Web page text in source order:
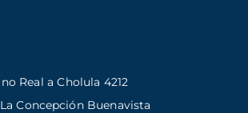
Real a Cholula 4212
Concepción Buenavista